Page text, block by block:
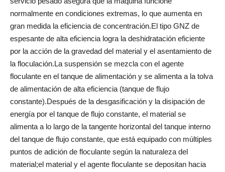
normalmente en condiciones extremas, lo que aumenta en
gran medida la eficiencia de concentración.El tipo GNZ de
espesante de alta eficiencia logra la deshidratación eficiente
por la acción de la gravedad del material y el asentamiento de
la floculación.La suspensión se mezcla con el agente
floculante en el tanque de alimentación y se alimenta a la tolva
de alimentación de alta eficiencia (tanque de flujo
constante).Después de la desgasificación y la disipación de
energía por el tanque de flujo constante, el material se
alimenta a lo largo de la tangente horizontal del tanque interno
del tanque de flujo constante, que está equipado con múltiples
puntos de adición de floculante según la naturaleza del
material;el material y el agente floculante se depositan hacia